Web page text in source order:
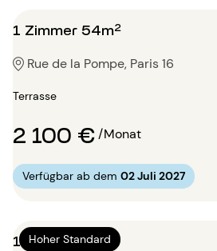
1 Zimmer 54m²
Rue de la Pompe, Paris 16
Terrasse
2 100 €/Monat
Verfügbar ab dem 02 Juli 2027
Hoher Standard
1 Zimmer 62m²